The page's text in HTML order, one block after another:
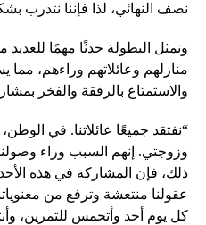
نصف النهائي، لذا فإننا نتدرب
وتمثل البطولة حدثًا مهمًا للعديد
منازلهم وعائلاتهم وراءهم، مما
والاستمتاع بالرفقة والفخر
“نفتقد جميعًا عائلاتنا. في
وزوجتي. إنهم السبب وراء
ذلك، فإن المشاركة في هذه
عقولنا منتعشة وترفع من
كل يوم أحد وأتحمس للتمرين،